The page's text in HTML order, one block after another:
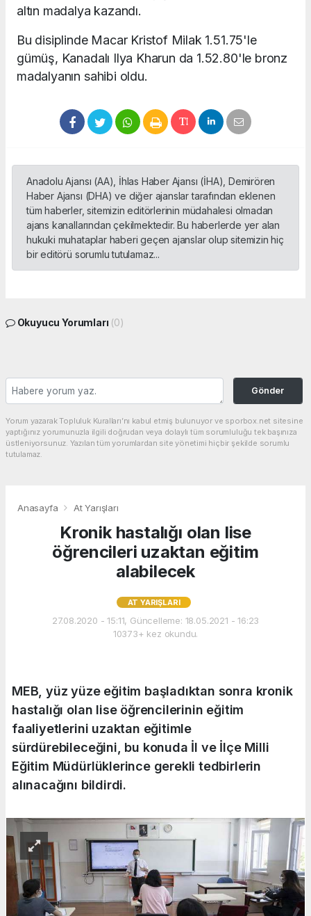
altın madalya kazandı.
Bu disiplinde Macar Kristof Milak 1.51.75'le
gümüş, Kanadalı Ilya Kharun da 1.52.80'le bronz
madalyanın sahibi oldu.
Anadolu Ajansı (AA), İhlas Haber Ajansı (İHA), Demirören
Haber Ajansı (DHA) ve diğer ajanslar tarafından eklenen
tüm haberler, sitemizin editörlerinin müdahalesi olmadan
ajans kanallarından çekilmektedir. Bu haberlerde yer alan
hukuki muhataplar haberi geçen ajanslar olup sitemizin hiç
bir editörü sorumlu tutulamaz...
Okuyucu Yorumları (0)
Gönder
Yorum yazarak Topluluk Kuralları’nı kabul etmiş bulunuyor ve sporbox.net sitesine
yaptığınız yorumunuzla ilgili doğrudan veya dolaylı tüm sorumluluğu tek başınıza
üstleniyorsunuz. Yazılan tüm yorumlardan site yönetimi hiçbir şekilde sorumlu
tutulamaz.
Anasayfa At Yarışları
Kronik hastalığı olan lise
öğrencileri uzaktan eğitim
alabilecek
AT YARIŞLARI
27.08.2020 - 15:11, Güncelleme: 18.05.2021 - 16:23
10373+ kez okundu.
MEB, yüz yüze eğitim başladıktan sonra kronik
hastalığı olan lise öğrencilerinin eğitim
faaliyetlerini uzaktan eğitimle
sürdürebileceğini, bu konuda İl ve İlçe Milli
Eğitim Müdürlüklerince gerekli tedbirlerin
alınacağını bildirdi.